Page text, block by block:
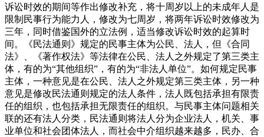
诉讼时效的期间等作出修改补充，将十周岁以上的未成年人是
限制民事行为能力人，修改为七周岁，将两年诉讼时效修改为
三年，同时借鉴国外的立法例，适当修改诉讼时效的起算时
间。《民法通则》规定的民事主体为公民、法人，但《合同
法》、《著作权法》等法律在公民、法人之外规定了第三类主
体，有的为“其他组织”，有的为“非法人单位”。如何规定民事
主体，一种意见是在公民、法人之外规定第三类主体，另一种
意见是修改民法通则规定的法人条件，法人既包括承担有限责
任的组织，也包括承担无限责任的组织。与民事主体问题相关
联的还有法人分类，民法通则将法人分为企业法人，机关、事
业单位和社会团体法人，而社会中介组织越来越多，民办、合